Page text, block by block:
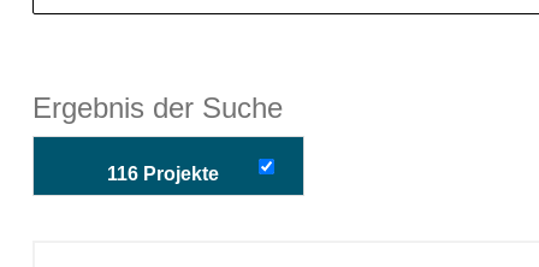
Ergebnis der Suche
116 Projekte